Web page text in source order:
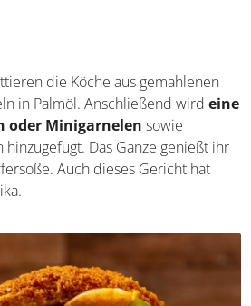
die Köche aus gemahlenen
in Palmöl. Anschließend wird
oder Minigarnelensowie
Das Ganze genießt
Auch dieses Gericht